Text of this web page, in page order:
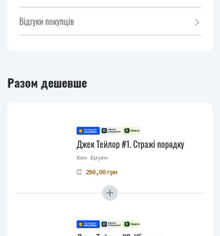
Відгуки покупців
Разом дешевше
Джек Тейлор #1. Стражі порядку
Кен Бруен
290,00 грн